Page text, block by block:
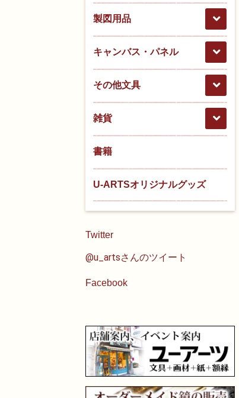
製図用品
キャンバス・パネル
その他文具
雑貨
書籍
U-ARTSオリジナルグッズ
Twitter
@u_artsさんのツイート
Facebook